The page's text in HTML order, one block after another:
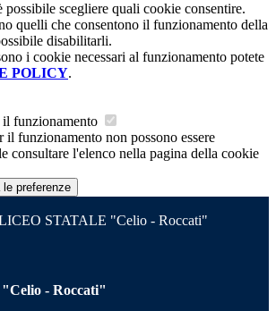
possibile scegliere quali cookie consentire.
quelli che consentono il funzionamento della
disabilitarli.
i cookie necessari al funzionamento potete
POLICY.
il funzionamento
il funzionamento non possono essere
consultare l'elenco nella pagina della cookie
le preferenze
STATALE "Celio - Roccati"
- Roccati"